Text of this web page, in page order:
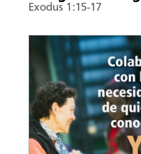
Exodus 1:15-17